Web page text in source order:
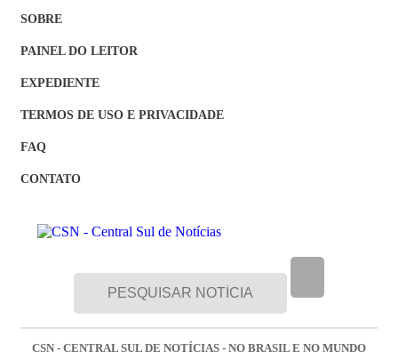
SOBRE
PAINEL DO LEITOR
EXPEDIENTE
TERMOS DE USO E PRIVACIDADE
FAQ
CONTATO
CSN - CENTRAL SUL DE NOTÍCIAS - NO BRASIL E NO MUNDO